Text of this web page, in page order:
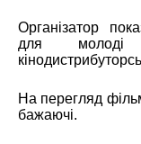
Організатор
для молоді
На перегляд
бажаючі.